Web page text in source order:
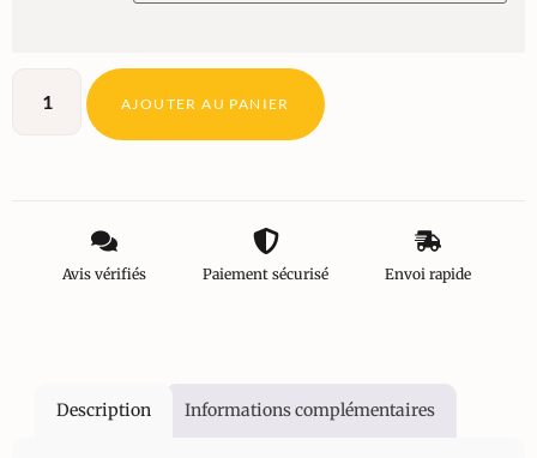
AJOUTER AU PANIER
Avis vérifiés Paiement sécurisé Envoi rapide
Description Informations complémentaires